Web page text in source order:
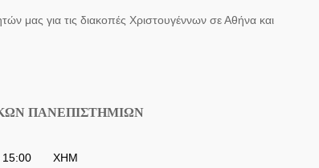
μας για τις διακοπές Χριστουγέννων σε Αθήνα και
ΠΑΝΕΠΙΣΤΗΜΙΩΝ
15:00 ΧΗΜ